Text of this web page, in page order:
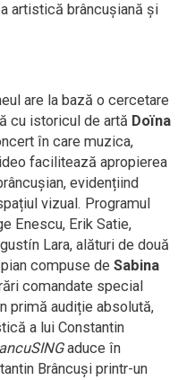
artistică brâncușiană și
are la bază o cercetare
cu istoricul de artă Doïna
în care muzica,
facilitează apropierea
evidențiind
vizual. Programul
Enescu, Erik Satie,
Lara, alături de două
compuse de Sabina
comandate special
primă audiție absolută,
a lui Constantin
aduce în
Brâncuși printr-un